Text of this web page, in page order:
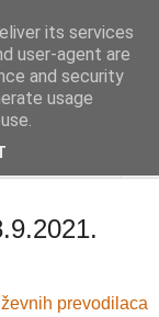
prevodilaca
its services
user-agent are
and security
usage